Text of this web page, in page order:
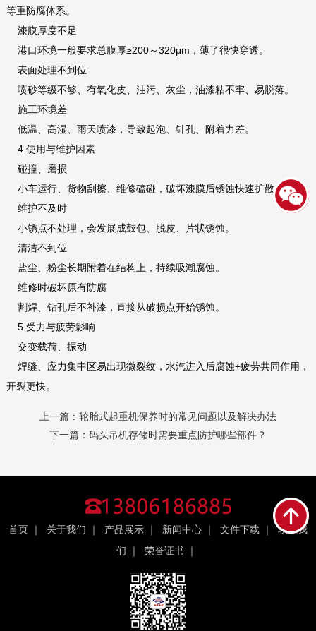
等重防腐体系。
漆膜厚度不足
港口环境一般要求总膜厚≥200～320μm，薄了很快穿透。
表面处理不到位
喷砂等级不够、有氧化皮、油污、灰尘，油漆粘不牢、易脱落。
施工环境差
低温、高湿、雨天喷漆，导致起泡、针孔、附着力差。
4.使用与维护因素
碰撞、磨损
小车运行、货物刮擦、维修磕碰，破坏漆膜后锈蚀快速扩散。
维护不及时
小锈点不处理，会发展成鼓包、脱皮、片状锈蚀。
清洁不到位
盐尘、粉尘长期附着在结构上，持续吸潮腐蚀。
维修时破坏原有防腐
割焊、钻孔后不补漆，直接从破损点开始锈蚀。
5.受力与疲劳影响
交变载荷、振动
焊缝、应力集中区易出现微裂纹，水汽进入后腐蚀+疲劳共同作用，
开裂更快。
上一篇： 轮胎式起重机保养时的常见问题以及解决办法
下一篇： 码头吊机存储时需要重点防护哪些部件？
首页｜ 关于我们 ｜ 产品展示｜ 新闻中心｜ 文件下载 ｜联系我
们 ｜ 荣誉证书 ｜